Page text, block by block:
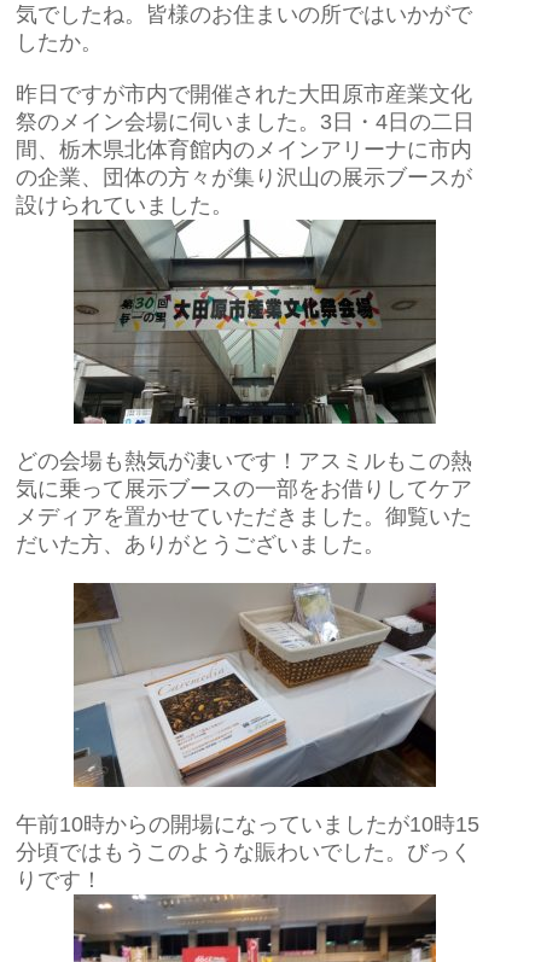
気でしたね。皆様のお住まいの所ではいかがで
したか。
昨日ですが市内で開催された大田原市産業文化
祭のメイン会場に伺いました。3日・4日の二日
間、栃木県北体育館内のメインアリーナに市内
の企業、団体の方々が集り沢山の展示ブースが
設けられていました。
どの会場も熱気が凄いです！アスミルもこの熱
気に乗って展示ブースの一部をお借りしてケア
メディアを置かせていただきました。御覧いた
だいた方、ありがとうございました。
午前10時からの開場になっていましたが10時15
分頃ではもうこのような賑わいでした。びっく
りです！